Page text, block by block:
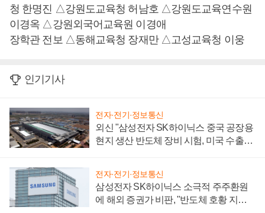
청 한명진 △강원도교육청 허남호 △강원도교육연수원
이경옥 △강원외국어교육원 이경애
장학관 전보 △동해교육청 장재만 △고성교육청 이웅
인기기사
전자·전기·정보통신
외신 "삼성전자 SK하이닉스 중국 공장용
현지 생산 반도체 장비 시험, 미국 수출통
전자·전기·정보통신
삼성전자 SK하이닉스 소극적 주주환원
에 해외 증권가 비판, "반도체 호황 지속